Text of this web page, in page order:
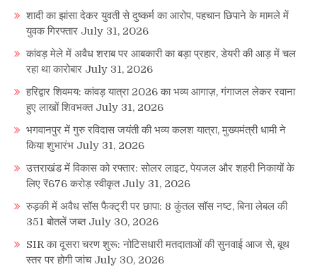
शादी का झांसा देकर युवती से दुष्कर्म का आरोप, पहचान छिपाने के मामले में
युवक गिरफ्तार July 31, 2026
कांवड़ मेले में अवैध शराब पर आबकारी का बड़ा प्रहार, डेयरी की आड़ में चल
रहा था कारोबार July 31, 2026
हरिद्वार शिवमय: कांवड़ यात्रा 2026 का भव्य आगाज़, गंगाजल लेकर रवाना
हुए लाखों शिवभक्त July 31, 2026
भगवानपुर में गुरु रविदास जयंती की भव्य कलश यात्रा, मुख्यमंत्री धामी ने
किया शुभारंभ July 31, 2026
उत्तराखंड में विकास को रफ्तार: सोलर लाइट, पेयजल और शहरी निकायों के
लिए ₹676 करोड़ स्वीकृत July 31, 2026
रुड़की में अवैध सॉस फैक्ट्री पर छापा: 8 कुंतल सॉस नष्ट, बिना लेबल की
351 बोतलें जब्त July 30, 2026
SIR का दूसरा चरण शुरू: नोटिसधारी मतदाताओं की सुनवाई आज से, बूथ
स्तर पर होगी जांच July 30, 2026